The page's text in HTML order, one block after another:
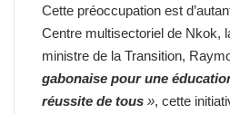
Cette préoccupation est
Centre multisectoriel de Nkok,
ministre de la Transition,
gabonaise pour une
réussite de tous », cette